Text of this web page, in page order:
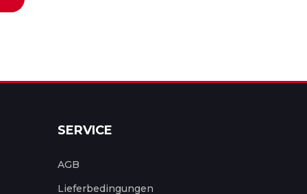
SERVICE
AGB
Lieferbedingungen